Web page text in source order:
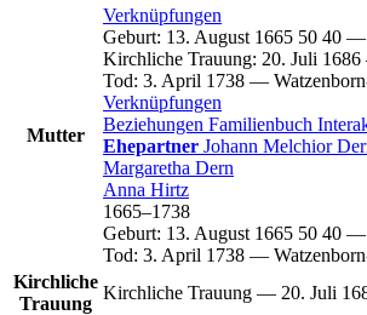
Mutter
Verknüpfungen
Geburt: 13. August 1665 50 40 —
Kirchliche Trauung: 20. Juli 1686
Tod: 3. April 1738 —
Verknüpfungen
Beziehungen Familienbuch
Ehepartner Johann Melchior
Margaretha Dern
Anna Hirtz
1665–1738
Geburt: 13. August 1665 50 40 —
Tod: 3. April 1738 —
Kirchliche
Trauung
Kirchliche Trauung — 20. Juli